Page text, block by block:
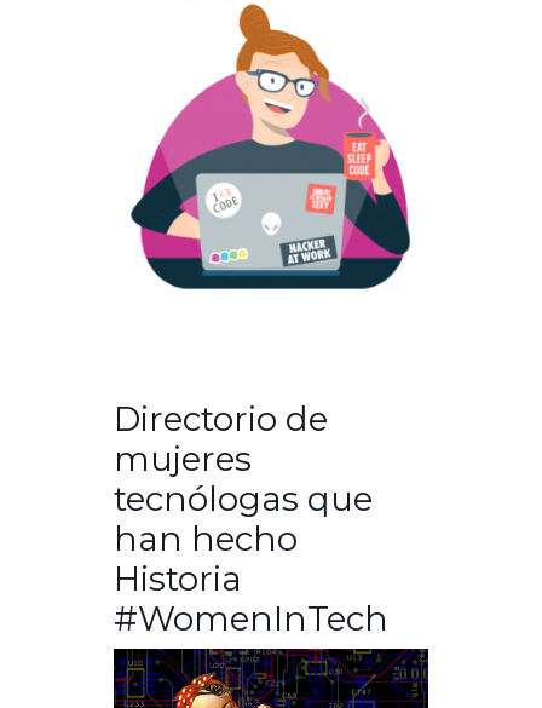
Directorio de
mujeres
tecnólogas que
han hecho
Historia
#WomenInTech